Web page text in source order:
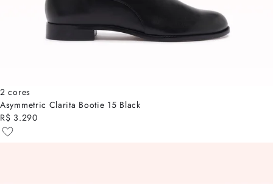
2 cores
Asymmetric Clarita Bootie 15 Black
R$ 3.290